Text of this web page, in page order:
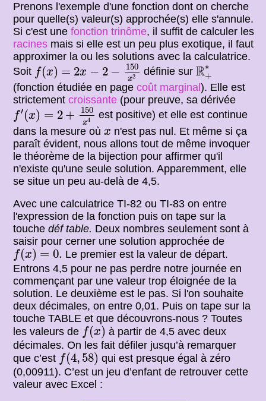
Prenons l'exemple d'une fonction dont on cherche
pour quelle(s) valeur(s) approchée(s) elle s'annule.
Si c'est unefonction trinôme, il suffit de calculer les
racines mais si elle est un peu plus exotique, il faut
approximer la ou les solutions avec la calculatrice.
Soit f(x)
f(x = 2x − 2 − 150
x2
= 2x−2 −150x2
définie sur R∗
+
R+
(fonction étudiée en pagecoût marginal). Elle est
strictementcroissante (pour preuve, sa dérivée
f′(x) = 2 + 150
x4
f′(x)=2+150x4
est positive) et elle est continue
dans la mesure oùx
x n'est pas nul. Et même si ça
paraît évident, nous allons tout de même invoquer
le théorème de la bijection pour affirmer qu'il
n'existe qu'une seule solution. Apparemment, elle
se situe un peu au-delà de 4,5.
Avec une calculatrice TI-82 ou TI-83 on entre
l'expression de la fonction puis on tape sur la
touchedéf table. Deux nombres seulement sont à
saisir pour cerner une solution approchée de
f(x) = 0.
f(x)= 0.
Le premier est la valeur de départ.
Entrons 4,5 pour ne pas perdre notre journée en
commençant par une valeur trop éloignée de la
solution. Le deuxième est le pas. Si l'on souhaite
deux décimales, on entre 0,01. Puis on tape sur la
touche TABLE et que découvrons-nous ? Toutes
les valeurs de f(x)
f(x)
à partir de 4,5 avec deux
décimales. On les fait défiler jusqu’à remarquer
que c’est f(4, 58)
f(4,58) qui est presque égal à zéro
(0,00911). C’est un jeu d’enfant de retrouver cette
valeur avec Excel :